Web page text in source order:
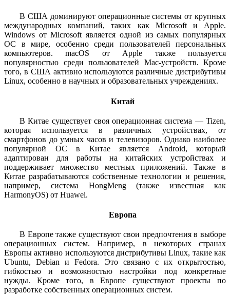
В США доминируют операционные системы от крупных
международных компаний, таких как Microsoft и Apple.
Windows от Microsoft является одной из самых популярных
ОС в мире, особенно среди пользователей персональных
компьютеров. macOS от Apple также пользуется
популярностью среди пользователей Mac-устройств. Кроме
того, в США активно используются различные дистрибутивы
Linux, особенно в научных и образовательных учреждениях.
Китай
В Китае существует своя операционная система — Tizen,
которая используется в различных устройствах, от
смартфонов до умных часов и телевизоров. Однако наиболее
популярной ОС в Китае является Android, который
адаптирован для работы на китайских устройствах и
поддерживает множество местных приложений. Также в
Китае разрабатываются собственные технологии и решения,
например, система HongMeng (также известная как
HarmonyOS) от Huawei.
Европа
В Европе также существуют свои предпочтения в выборе
операционных систем. Например, в некоторых странах
Европы активно используются дистрибутивы Linux, такие как
Ubuntu, Debian и Fedora. Это связано с их открытостью,
гибкостью и возможностью настройки под конкретные
нужды. Кроме того, в Европе существуют проекты по
разработке собственных операционных систем.